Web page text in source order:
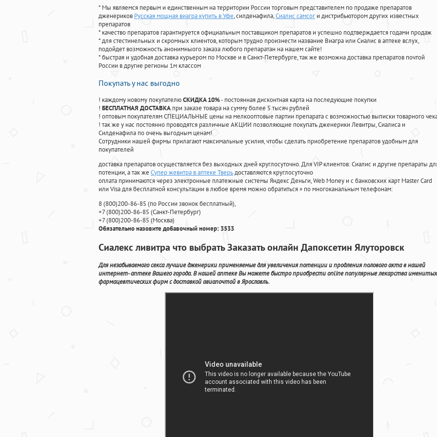
* Мы являемся первым и единственным на территории России торговым представителем по продаже препаратов
дженериков Русская мощная виагра купить в Уфе, силденафила,Сиалис самсог и дистрибьютором других известных
препаратов
* качество препаратов гарантируется официальным поставщиком препаратов и успешно подтверждается годами продаж
* для стестинельных и скромных клиентов, которым трудно произнести название Виагра или Сиалис в аптеке вслух,
подойдет возможность анонимныого заказа любого препаратан на нашем сайте!
* быстрая и удобная доставка курьером по Москве и в Санкт-Петербурге, так же возможна доставка препаратов почтой
России в другие регионы 1м классом
Покупать у нас выгодно
! каждому новому покупателюСКИДКА 10%- постоянная дисконтная карта на последующие покупки
! БЕСПЛАТНАЯ ДОСТАВКА при заказе товара на сумму более 5 тысяч рублей
! оптовым покупателям СПЕЦИАЛЬНЫЕ цены на мелкооптовые партии препарата с возможностью выписки товарного
! так же у нас постоянно проводятся различные АКЦИИ позволяющие покупать дженерики Левитры, Сиалиса и
Силденафила по очень выгодным ценам!
Cотрудники нашей фирмы прилагают максимальные усилия, чтобы сделать приобретение препаратов удобным для
покупателей
доставка препаратов осуществляется без выходных дней круглосуточно. Для VIP клиентов: Сиалис и другие препараты
потенции, а так же Супер жевитра в аптеке Тверьдоставляются круглосуточно
оплата принимаются через электронные платежные системы Яндекс Деньги, Web Money и с банковских карт Master Card
или Visa для бесплатной консультации в любое время можно обратиться» по многоканальным телефонам:
8(800)200-86-85 (по России звонок бесплатный),
+7(800)200-86-85 (Санкт-Петербург)
+7(800)200-86-85 (Москва)
Обязательно назовите добавочный номер: 3533
Сиалекс ливитра что выбрать Заказать онлайн Дапоксетин Ялуторовск
Для незабываемого секса лучшие дженерики применяемые для увеличения потенции и продления полового акта в нашей
интернет- аптеке Вашего города. В нашей аптеке Вы можете быстро приобрести online популярные лекарства именитых
фармацевтических фирм с доставкой авиапочтой в Ярославль.